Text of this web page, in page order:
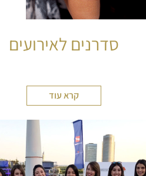
סדרנים לאירועים
קרא עוד